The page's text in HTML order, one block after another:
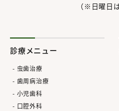
（※日曜日
診療メニュー
虫歯治療
歯周病治療
小児歯科
口腔外科